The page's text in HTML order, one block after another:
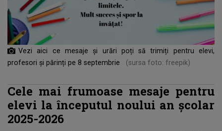
Vezi aici ce mesaje și urări poți să trimiți pentru elevi,
profesori și părinți pe 8 septembrie
(sursa foto: freepik)
Cele mai frumoase mesaje pentru
elevi la începutul noului an școlar
2025-2026